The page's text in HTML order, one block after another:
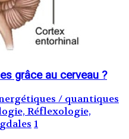
grâce au cerveau ?
/ quantiques
Réflexologie,
1